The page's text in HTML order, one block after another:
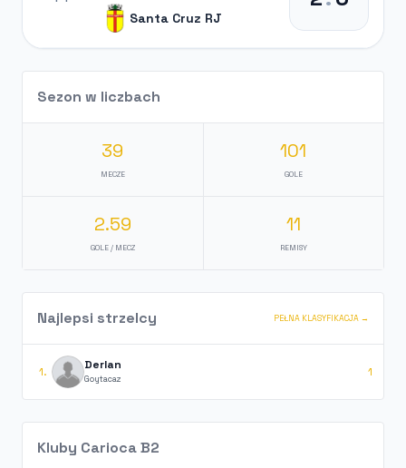
Santa Cruz RJ
Sezon w liczbach
39
MECZE
101
GOLE
2.59
GOLE / MECZ
11
REMISY
Najlepsi strzelcy PEŁNA KLASYFIKACJA →
1. Derlan
Goytacaz 1
Kluby Carioca B2